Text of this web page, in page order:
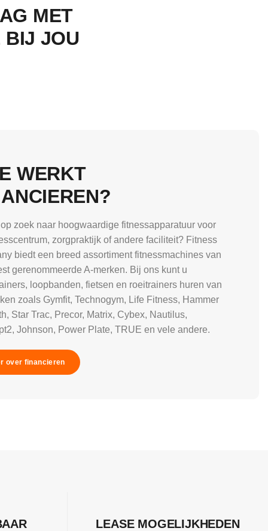
MET
BIJ JOU
WERKT
zoek naar hoogwaardige fitnessapparatuur voor
zorgpraktijk of andere faciliteit? Fitness
biedt een breed assortiment fitnessmachines van
gerenommeerde A-merken. Bij ons kunt u
loopbanden, fietsen en roeitrainers huren van
zoals Gymfit, Technogym, Life Fitness, Hammer
Star Trac, Precor, Matrix, Cybex, Nautilus,
Johnson, Power Plate, TRUE en vele andere.
over financieren
LEASE MOGELIJKHEDEN